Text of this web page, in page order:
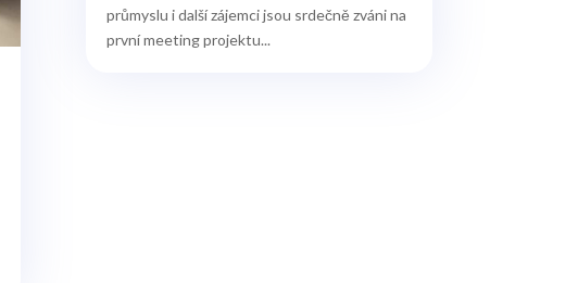
průmyslu i další zájemci jsou srdečně zváni na
první meeting projektu...